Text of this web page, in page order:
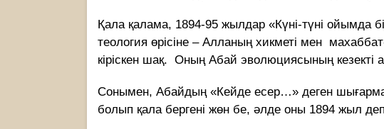
Қала қалама, 1894-95 жылдар «Күні-түні ойымда
теология өрісіне – Алланың хикметі мен
кіріскен шақ. Оның Абай эволюциясының кезекті
Сонымен, Абайдың «Кейде есер…» деген
болып қала бергені жөн бе, әлде оны 1894 жыл деп